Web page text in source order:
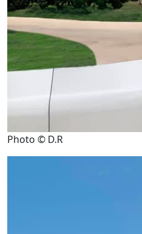
Photo © D.R